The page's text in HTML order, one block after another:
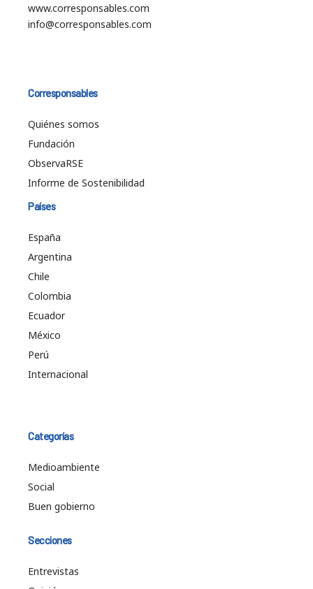
www.corresponsables.com
info@corresponsables.com
Corresponsables
Quiénes somos
Fundación
ObservaRSE
Informe de Sostenibilidad
Países
España
Argentina
Chile
Colombia
Ecuador
México
Perú
Internacional
Categorías
Medioambiente
Social
Buen gobierno
Secciones
Entrevistas